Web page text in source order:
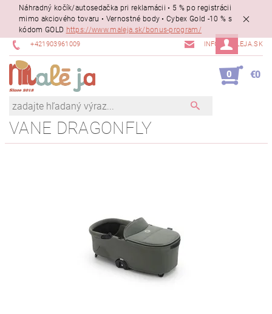
Náhradný kočík/autosedačka pri reklamácii • 5 % po registrácii
mimo akciového tovaru • Vernostné body • Cybex Gold -10 % s
kódom GOLD https://www.maleja.sk/bonus-program/
+421903961009 INFO@MALEJA.SK
0 €0
VANE DRAGONFLY